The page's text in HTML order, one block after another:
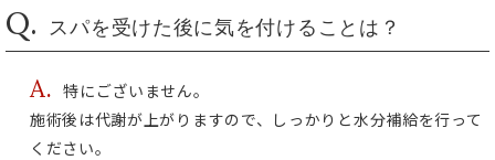
Q. スパを受けた後に気を付けることは？
A. 特にございません。
施術後は代謝が上がりますので、しっかりと水分補給を行って
ください。